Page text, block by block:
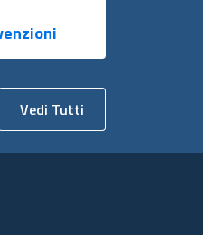
Vedi Tutti